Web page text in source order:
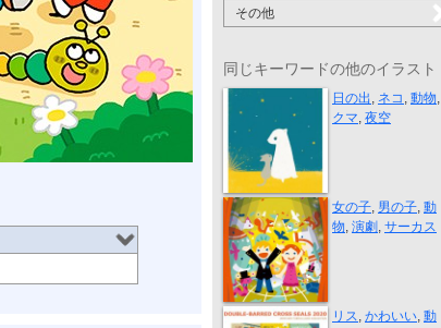
その他
同じキーワードの他のイラスト
no1. “THE SU...
日の出 , ネコ , 動物,
クマ, 夜空
“第45回 夏休...
女の子, 男の子, 動
物, 演劇 , サーカス
“複十字シー...
リス, かわいい, 動